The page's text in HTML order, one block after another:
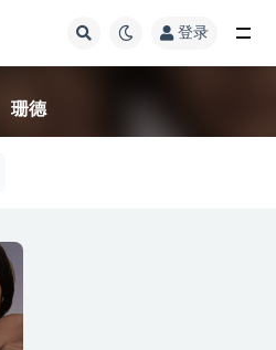
登录
珊德